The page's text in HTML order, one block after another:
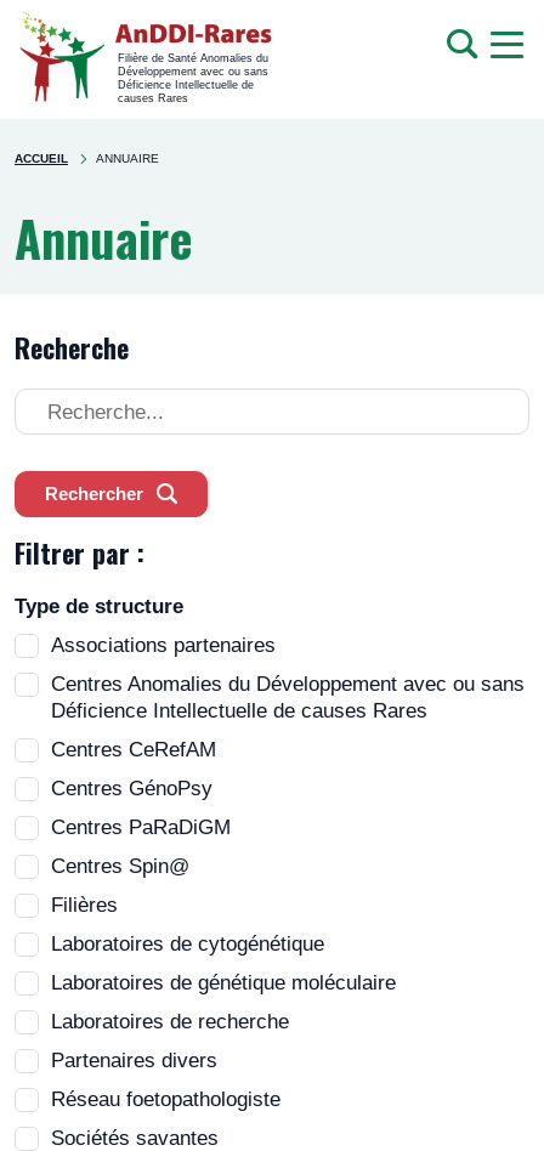
Filière de Santé Anomalies du
Développement avec ou sans
Déficience Intellectuelle de
causes Rares
Rechercher
sur
You're
ACCUEIL ANNUAIRE
Annuaire
Recherche
Recherche
Rechercher
Filtrer par :
Type de structure
Associations partenaires
Centres Anomalies du Développement avec ou sans
Déficience Intellectuelle de causes Rares
Centres CeRefAM
Centres GénoPsy
Centres PaRaDiGM
Centres Spin@
Filières
Laboratoires de cytogénétique
Laboratoires de génétique moléculaire
Laboratoires de recherche
Partenaires divers
Réseau foetopathologiste
Sociétés savantes